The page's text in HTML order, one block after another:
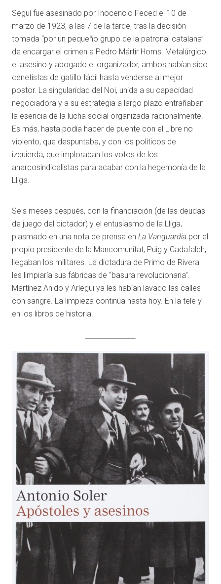
Seguí fue asesinado por Inocencio Feced el 10 de
marzo de 1923, a las 7 de la tarde, tras la decisión
tomada “por un pequeño grupo de la patronal catalana”
de encargar el crimen a Pedro Mártir Homs. Metalúrgico
el asesino y abogado el organizador, ambos habían sido
cenetistas de gatillo fácil hasta venderse al mejor
postor. La singularidad del Noi, unida a su capacidad
negociadora y a su estrategia a largo plazo entrañaban
la esencia de la lucha social organizada racionalmente.
Es más, hasta podía hacer de puente con el Libre no
violento, que despuntaba, y con los políticos de
izquierda, que imploraban los votos de los
anarcosindicalistas para acabar con la hegemonía de la
Lliga.
Seis meses después, con la financiación (de las deudas
de juego del dictador) y el entusiasmo de la Lliga,
plasmado en una nota de prensa en La Vanguardia por el
propio presidente de la Mancomunitat, Puig y Cadafalch,
llegaban los militares. La dictadura de Primo de Rivera
les limpiaría sus fábricas de “basura revolucionaria”.
Martínez Anido y Arlegui ya les habían lavado las calles
con sangre. La limpieza continúa hasta hoy. En la tele y
en los libros de historia.